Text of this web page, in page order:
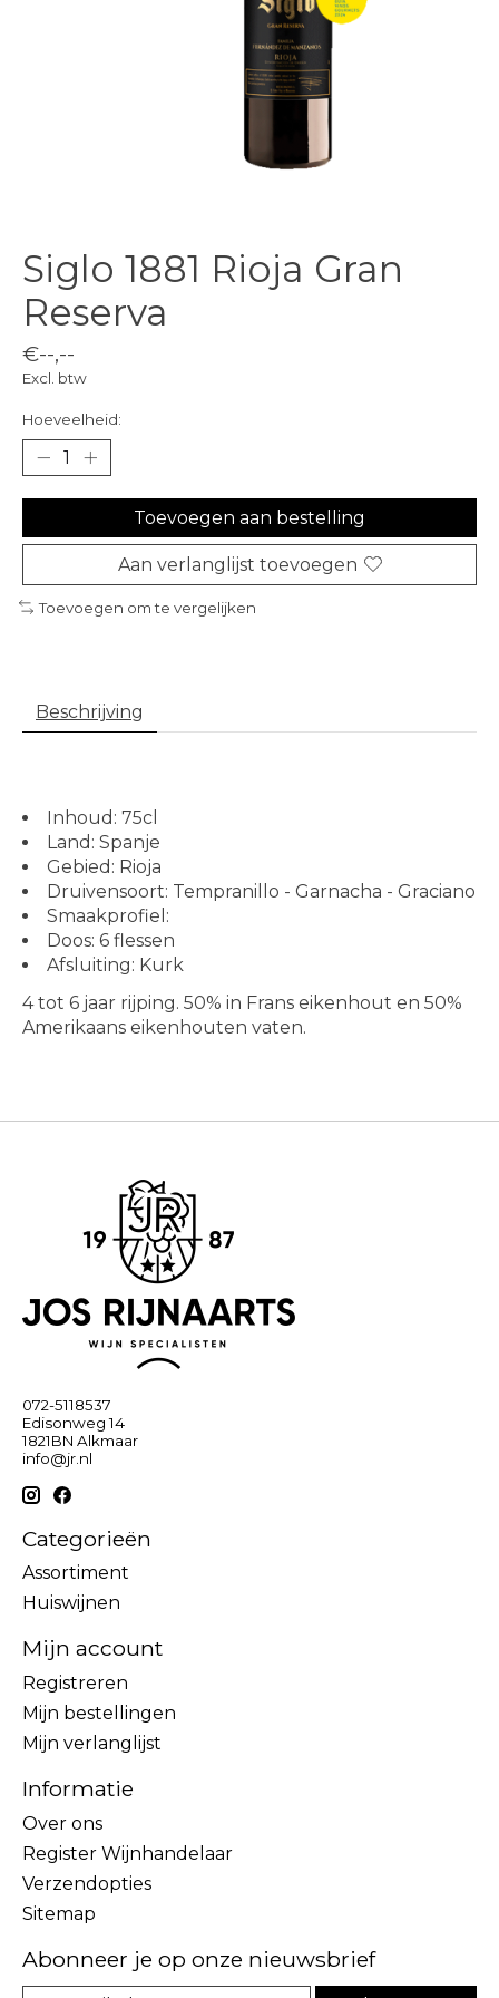
Siglo 1881 Rioja Gran
Reserva
€--,--
Excl. btw
Hoeveelheid:
Toevoegen aan bestelling
Aan verlanglijst toevoegen
Toevoegen om te vergelijken
Beschrijving
Inhoud: 75cl
Land: Spanje
Gebied: Rioja
Druivensoort: Tempranillo - Garnacha - Graciano
Smaakprofiel:
Doos: 6 flessen
Afsluiting: Kurk
4 tot 6 jaar rijping. 50% in Frans eikenhout en 50%
Amerikaans eikenhouten vaten.
072-5118537
Edisonweg 14
1821BN Alkmaar
info@jr.nl
Categorieën
Assortiment
Huiswijnen
Mijn account
Registreren
Mijn bestellingen
Mijn verlanglijst
Informatie
Over ons
Register Wijnhandelaar
Verzendopties
Sitemap
Abonneer je op onze nieuwsbrief